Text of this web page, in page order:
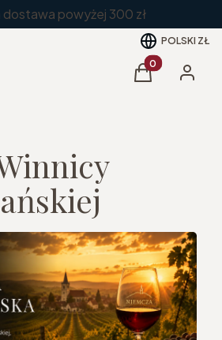
dostawa powyżej 300 zł
POLSKI ZŁ
Produkty w
Koszyk